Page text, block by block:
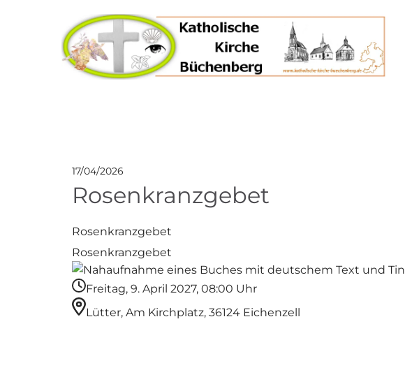
17/04/2026
Rosenkranzgebet
Rosenkranzgebet
Rosenkranzgebet
Freitag, 9. April 2027, 08:00 Uhr
Lütter, Am Kirchplatz, 36124 Eichenzell